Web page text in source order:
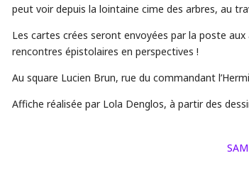
peut voir depuis la lointaine cime des arbres, au
Les cartes crées seront envoyées par la poste
rencontres épistolaires en perspectives !
Au square Lucien Brun, rue du commandant
Affiche réalisée par Lola Denglos, à partir des